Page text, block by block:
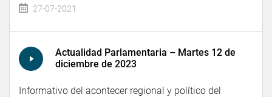
27-07-2021
Actualidad Parlamentaria – Martes 12 de
diciembre de 2023
Informativo del acontecer regional y político del